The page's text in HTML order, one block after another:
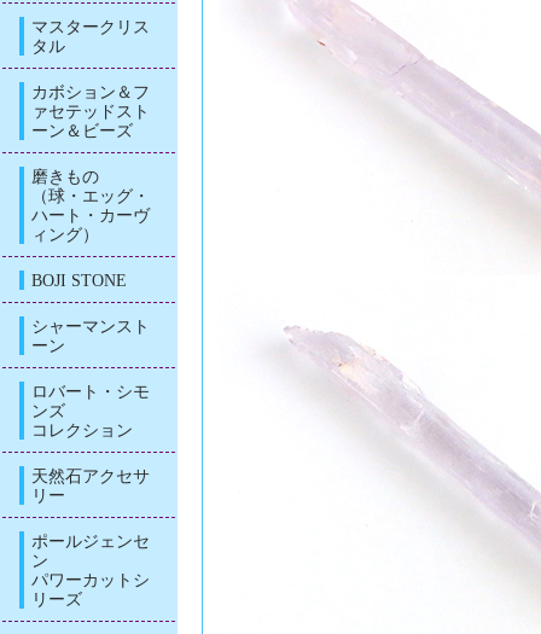
マスタークリス
タル
カボション＆フ
ァセテッドスト
ーン＆ビーズ
磨きもの
（球・エッグ・
ハート・カーヴ
ィング）
BOJI STONE
シャーマンスト
ーン
ロバート・シモ
ンズ
コレクション
天然石アクセサ
リー
ポールジェンセ
ン
パワーカットシ
リーズ